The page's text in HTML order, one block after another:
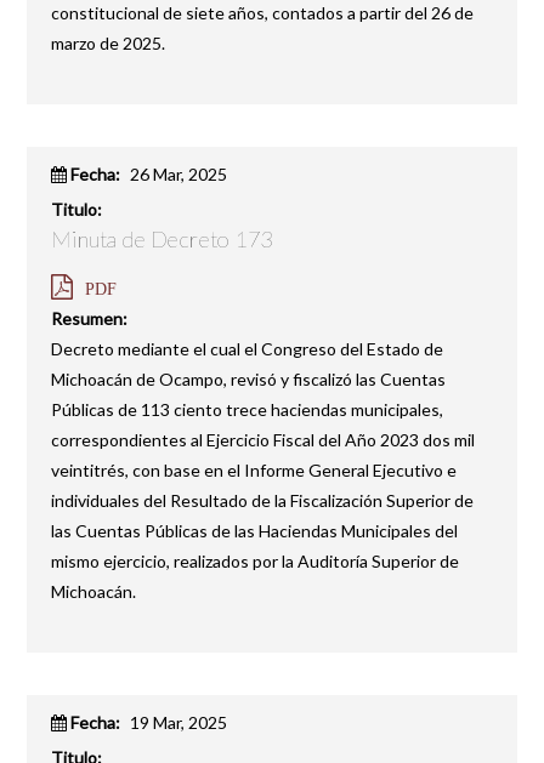
constitucional de siete años, contados a partir del 26 de
marzo de 2025.
Fecha: 26 Mar, 2025
Titulo:
Minuta de Decreto 173
PDF
Resumen:
Decreto mediante el cual el Congreso del Estado de
Michoacán de Ocampo, revisó y fiscalizó las Cuentas
Públicas de 113 ciento trece haciendas municipales,
correspondientes al Ejercicio Fiscal del Año 2023 dos mil
veintitrés, con base en el Informe General Ejecutivo e
individuales del Resultado de la Fiscalización Superior de
las Cuentas Públicas de las Haciendas Municipales del
mismo ejercicio, realizados por la Auditoría Superior de
Michoacán.
Fecha: 19 Mar, 2025
Titulo: